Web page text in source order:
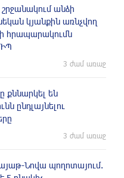
անձի
կյանքին առնչվող
հրապարակումն
3 ժամ առաջ
քննարկել են
ընդլայնելու
3 ժամ առաջ
Նովա պողոտայում.